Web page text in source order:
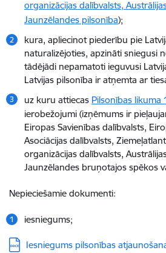
organizācijas dalībvalsts,
Jaunzēlandes pilsonība);
kura, apliecinot piederību pie
naturalizējoties, apzināti sniegusi
tādējādi nepamatoti ieguvusi
Latvijas pilsonība ir atņemta ar
uz kuru attiecas Pilsonības likuma
ierobežojumi (izņēmums ir
Eiropas Savienības dalībvalsts,
Asociācijas dalībvalsts,
organizācijas dalībvalsts,
Jaunzēlandes bruņotajos spēkos
Nepieciešamie dokumenti:
iesniegums;
Lejupielādēt:
Iesniegums pilsonības